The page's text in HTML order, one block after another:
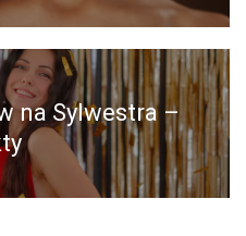
na Sylwestra –